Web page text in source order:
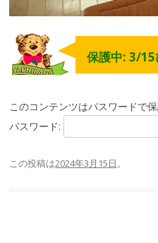
保護中: 3/15
このコンテンツはパスワードで
パスワード:
この投稿は2024年3月15日。